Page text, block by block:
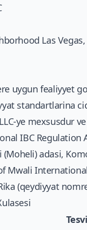
Las
uygun fealiyyet
standartlarina
ye mexsusdur
IBC Regulation
adasi,
Mwali
(qeydiyyat